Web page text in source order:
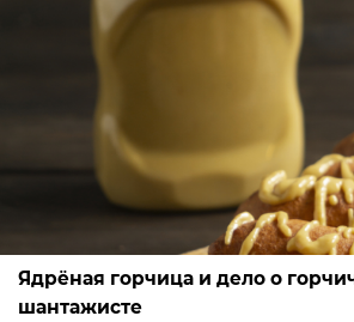
Ядрёная горчица и дело о
шантажисте